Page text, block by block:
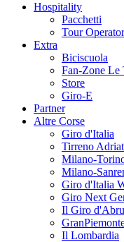
Hospitality
Pacchetti
Tour Operator
Extra
Biciscuola
Fan-Zone Le
Store
Giro-E
Partner
Altre Corse
Giro d'Italia
Tirreno
Milano-
Milano-
Giro d'Italia
Giro Next
Il Giro
Il Lombardia